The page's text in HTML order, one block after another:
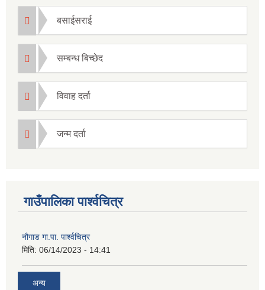
बसाईसराई
सम्बन्ध बिच्छेद
विवाह दर्ता
जन्म दर्ता
गाउँपालिका पार्श्वचित्र
नौगाड गा.पा. पार्श्वचित्र
मिति: 06/14/2023 - 14:41
अन्य